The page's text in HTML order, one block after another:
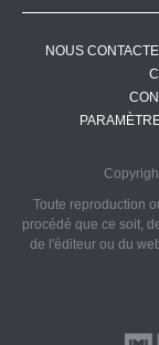
NOUS
Toute reproduction
procédé que ce soit,
de l'éditeur ou du